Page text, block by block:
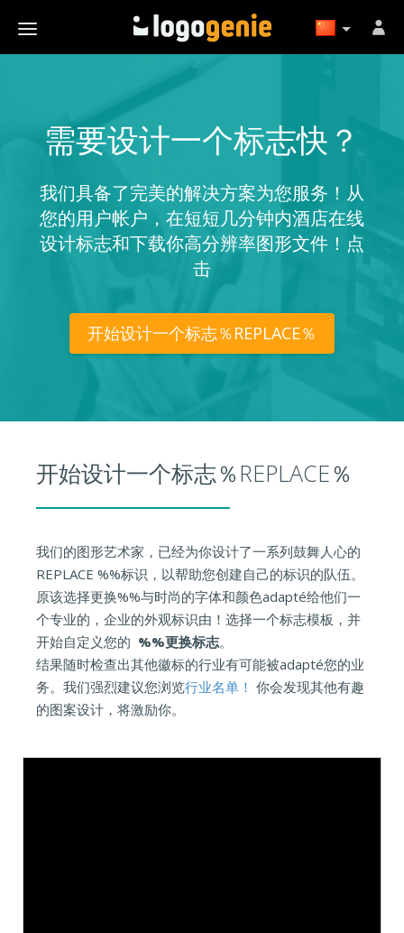
需要设计一个标志快？
我们具备了完美的解决方案为您服务！从
您的用户帐户，在短短几分钟内酒店在线
设计标志和下载你高分辨率图形文件！点
击
开始设计一个标志％REPLACE％
开始设计一个标志％REPLACE％
我们的图形艺术家，已经为你设计了一系列鼓舞人心的
REPLACE %%标识，以帮助您创建自己的标识的队伍。
原该选择更换%%与时尚的字体和颜色adapté给他们一
个专业的，企业的外观标识由！选择一个标志模板，并
开始自定义您的 %%更换标志。
结果随时检查出其他徽标的行业有可能被adapté您的业
务。我们强烈建议您浏览行业名单！ 你会发现其他有趣
的图案设计，将激励你。